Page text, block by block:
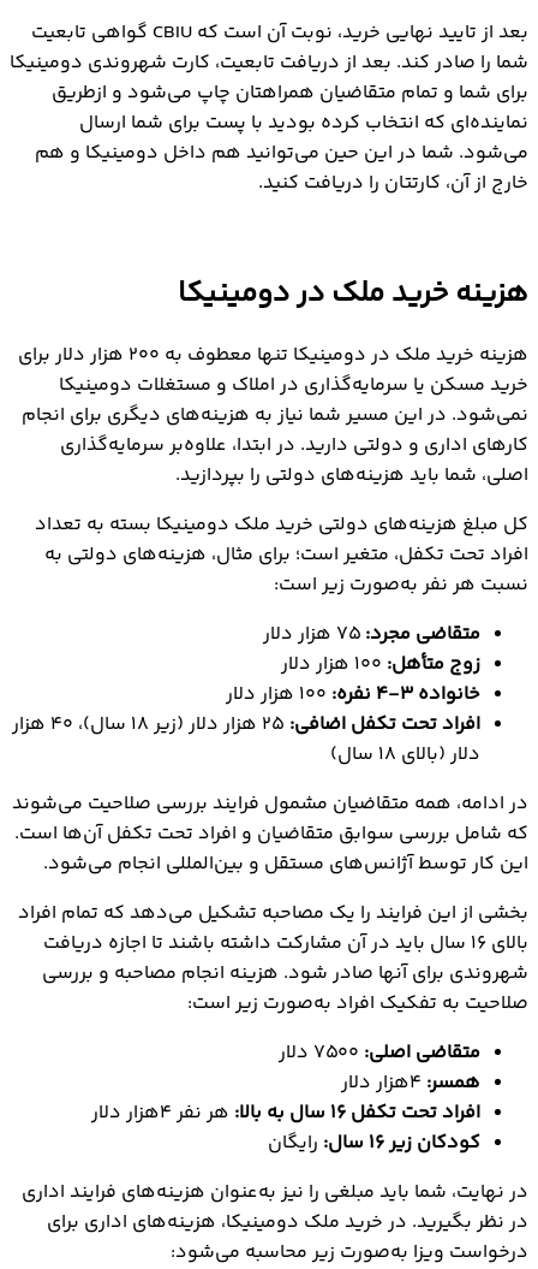
بعد از تایید نهایی خرید، نوبت آن است که CBIU گواهی تابعیت
شما را صادر کند. بعد از دریافت تابعیت، کارت شهروندی دومینیکا
برای شما و تمام متقاضیان همراهتان چاپ می‌شود و ازطریق
نماینده‌ای که انتخاب کرده بودید با پست برای شما ارسال
می‌شود. شما در این حین می‌توانید هم داخل دومینیکا و هم
خارج از آن، کارتتان را دریافت کنید.
هزینه خرید ملک در دومینیکا
هزینه خرید ملک در دومینیکا تنها معطوف به ۲۰۰ هزار دلار برای
خرید مسکن یا سرمایه‌گذاری در املاک و مستغلات دومینیکا
نمی‌شود. در این مسیر شما نیاز به هزینه‌های دیگری برای انجام
کارهای اداری و دولتی دارید. در ابتدا، علاوه‌بر سرمایه‌گذاری
اصلی، شما باید هزینه‌های دولتی را بپردازید.
کل مبلغ هزینه‌های دولتی خرید ملک دومینیکا بسته به تعداد
افراد تحت تکفل، متغیر است؛ برای مثال، هزینه‌های دولتی به
نسبت هر نفر به‌صورت زیر است:
متقاضی مجرد:
زوج متأهل:
خانواده ۳-۴ نفره:
افراد تحت تکفل اضافی:
۲۵ هزار دلار (زیر ۱۸ سال)، ۴۰ هزار
دلار (بالای ۱۸ سال)
در ادامه، همه متقاضیان مشمول فرایند بررسی صلاحیت می‌شوند
که شامل بررسی سوابق متقاضیان و افراد تحت تکفل آن‌ها است.
این کار توسط آژانس‌های مستقل و بین‌المللی انجام می‌شود.
بخشی از این فرایند را یک مصاحبه تشکیل می‌دهد که تمام افراد
بالای ۱۶ سال باید در آن مشارکت داشته باشند تا اجازه دریافت
شهروندی برای آنها صادر شود. هزینه انجام مصاحبه و بررسی
صلاحیت به تفکیک افراد به‌صورت زیر است:
متقاضی اصلی:
همسر:
افراد تحت تکفل ۱۶ سال به بالا:
هر نفر ۴هزار دلار
کودکان زیر ۱۶ سال:
رایگان
در نهایت، شما باید مبلغی را نیز به‌عنوان هزینه‌های فرایند اداری
در نظر بگیرید. در خرید ملک دومینیکا، هزینه‌های اداری برای
درخواست ویزا به‌صورت زیر محاسبه می‌شود: